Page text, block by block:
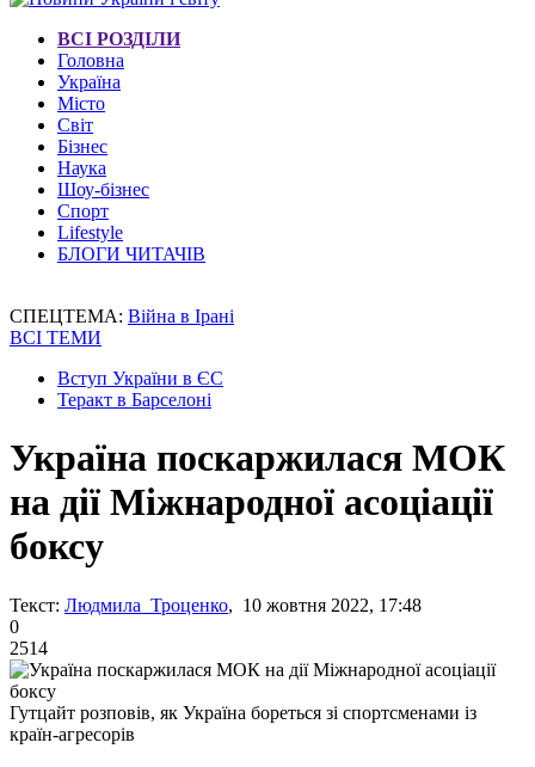
ВСІ РОЗДІЛИ
Головна
Україна
Місто
Світ
Бізнес
Наука
Шоу-бізнес
Спорт
Lifestyle
БЛОГИ ЧИТАЧІВ
СПЕЦТЕМА: Війна в Ірані
ВСІ ТЕМИ
Вступ України в ЄС
Теракт в Барселоні
Україна поскаржилася МОК
на дії Міжнародної асоціації
боксу
Текст: Людмила Троценко, 10 жовтня 2022, 17:48
0
2514
Гутцайт розповів, як Україна бореться зі спортсменами із
країн-агресорів